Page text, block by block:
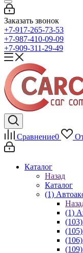
Заказать звонок
+7-917-265-73-53
+7-987-410-09-09
+7-909-311-29-49
Сравнение0
Каталог
Назад
Каталог
(1)
(1)